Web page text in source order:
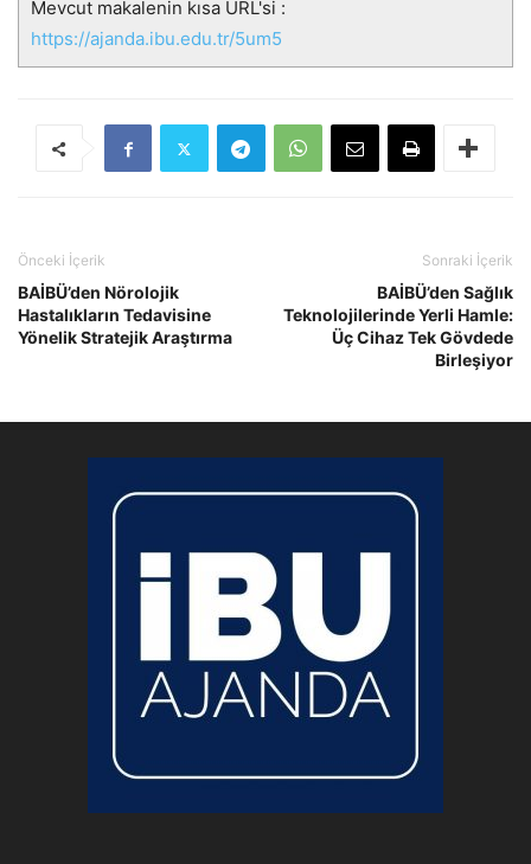
Mevcut makalenin kısa URL'si :
https://ajanda.ibu.edu.tr/5um5
Önceki İçerik
BAİBÜ’den Nörolojik
Hastalıkların Tedavisine
Yönelik Stratejik Araştırma
Sonraki İçerik
BAİBÜ’den Sağlık
Teknolojilerinde Yerli Hamle:
Üç Cihaz Tek Gövdede
Birleşiyor